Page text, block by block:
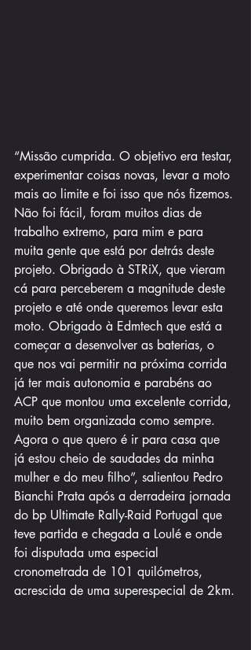
“Missão cumprida. O objetivo era testar,
experimentar coisas novas, levar a moto
mais ao limite e foi isso que nós fizemos.
Não foi fácil, foram muitos dias de
trabalho extremo, para mim e para
muita gente que está por detrás deste
projeto. Obrigado à STRiX, que vieram
cá para perceberem a magnitude deste
projeto e até onde queremos levar esta
moto. Obrigado à Edmtech que está a
começar a desenvolver as baterias, o
que nos vai permitir na próxima corrida
já ter mais autonomia e parabéns ao
ACP que montou uma excelente corrida,
muito bem organizada como sempre.
Agora o que quero é ir para casa que
já estou cheio de saudades da minha
mulher e do meu filho”, salientou Pedro
Bianchi Prata após a derradeira jornada
do bp Ultimate Rally-Raid Portugal que
teve partida e chegada a Loulé e onde
foi disputada uma especial
cronometrada de 101 quilómetros,
acrescida de uma superespecial de 2km.